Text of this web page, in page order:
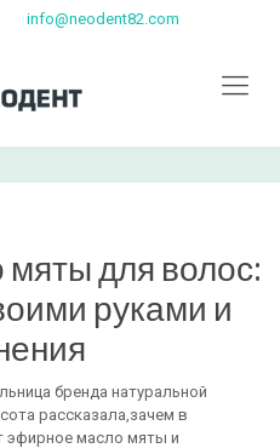
info@neodent82.com
для волос:
руками и
бренда натуральной
рассказала,зачем в
эфирное масло мяты и